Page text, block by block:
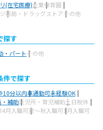
(在宅医療)企業保育園
薬局・ドラッグストアその他
探す
・パートその他
件で探す
10分以内車通勤可未経験OK
補助託児所・育児補助土日祝休
4月入職可夏～秋入職可1月入職可